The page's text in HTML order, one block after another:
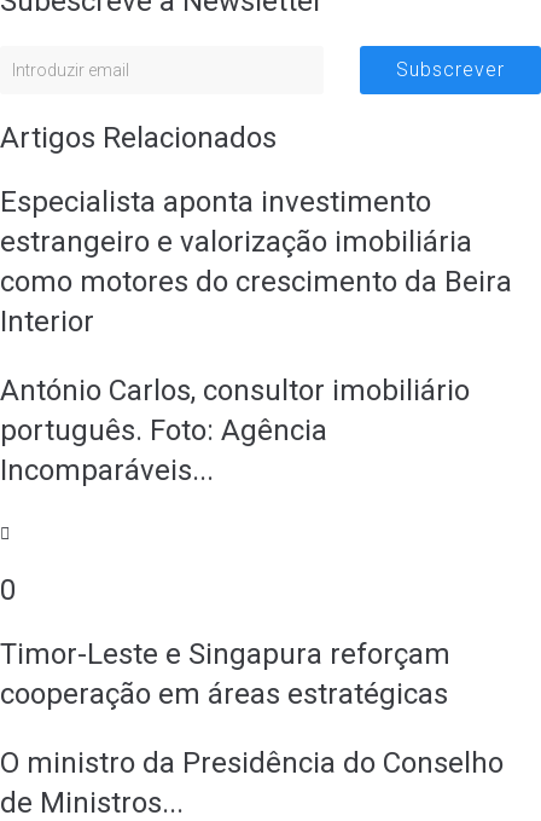
Subscrever
Artigos Relacionados
Especialista aponta investimento
estrangeiro e valorização imobiliária
como motores do crescimento da Beira
Interior
António Carlos, consultor imobiliário
português. Foto: Agência
Incomparáveis...
0
Timor-Leste e Singapura reforçam
cooperação em áreas estratégicas
O ministro da Presidência do Conselho
de Ministros...